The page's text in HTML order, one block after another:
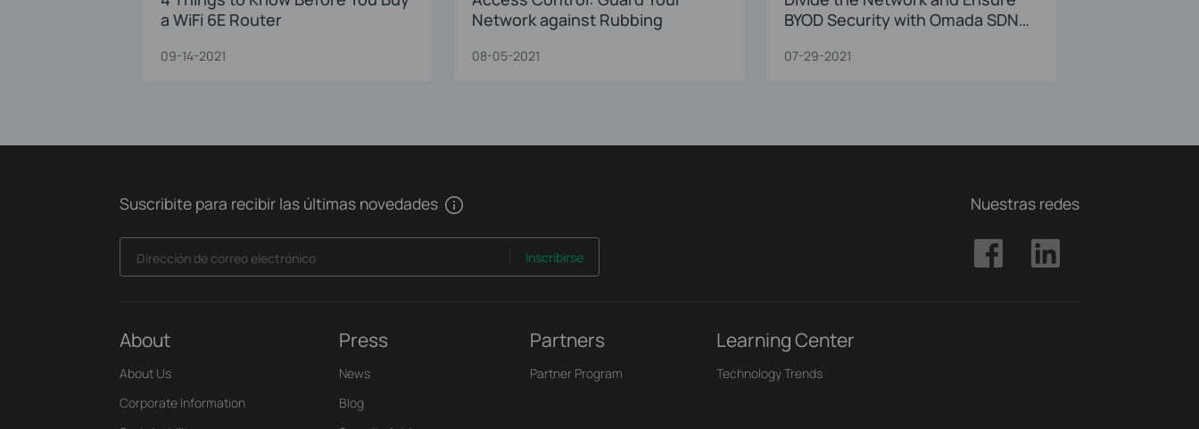
a WiFi 6E Router
09-14-2021
Network against Rubbing
08-05-2021
BYOD Security with Omada SDN
07-29-2021
Suscribite para recibir las últimas novedades
Dirección de correo electrónico Inscribirse
Nuestras redes
About
About Us
Corporate Information
Press
News
Blog
Partners
Partner Program
Learning Center
Technology Trends